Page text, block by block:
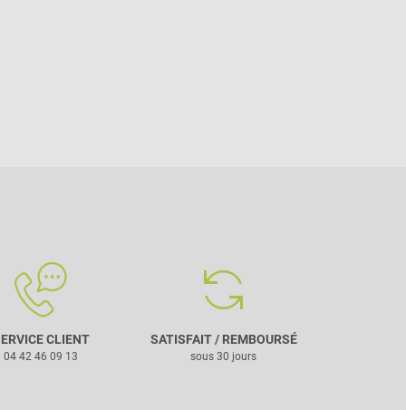
CLIENT
04 42 46 09 13
SATISFAIT / REMBOURSÉ
sous 30 jours